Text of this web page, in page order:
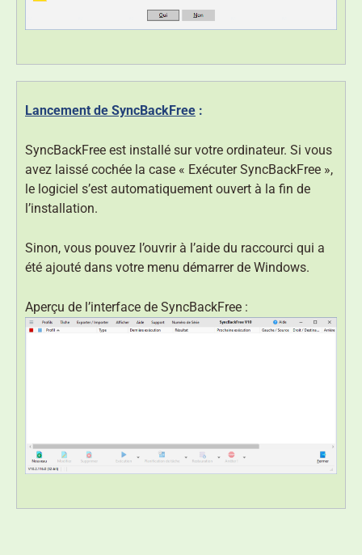
Lancement de SyncBackFree :
SyncBackFree est installé sur votre ordinateur. Si vous
avez laissé cochée la case « Exécuter SyncBackFree »,
le logiciel s’est automatiquement ouvert à la fin de
l’installation.
Sinon, vous pouvez l’ouvrir à l’aide du raccourci qui a
été ajouté dans votre menu démarrer de Windows.
Aperçu de l’interface de SyncBackFree :